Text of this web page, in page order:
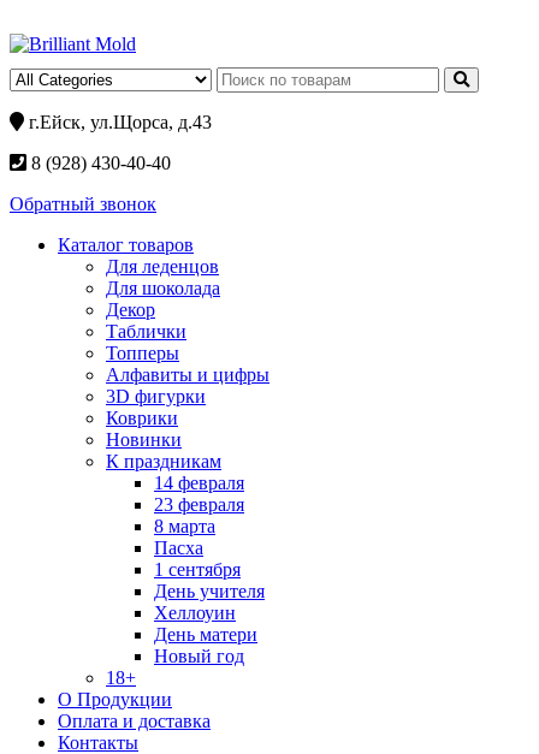
г.Ейск, ул.Щорса, д.43
8 (928) 430-40-40
Обратный звонок
Каталог товаров
Для леденцов
Для шоколада
Декор
Таблички
Топперы
Алфавиты и цифры
3D фигурки
Коврики
Новинки
К праздникам
14 февраля
23 февраля
8 марта
Пасха
1 сентября
День учителя
Хеллоуин
День матери
Новый год
18+
О Продукции
Оплата и доставка
Контакты